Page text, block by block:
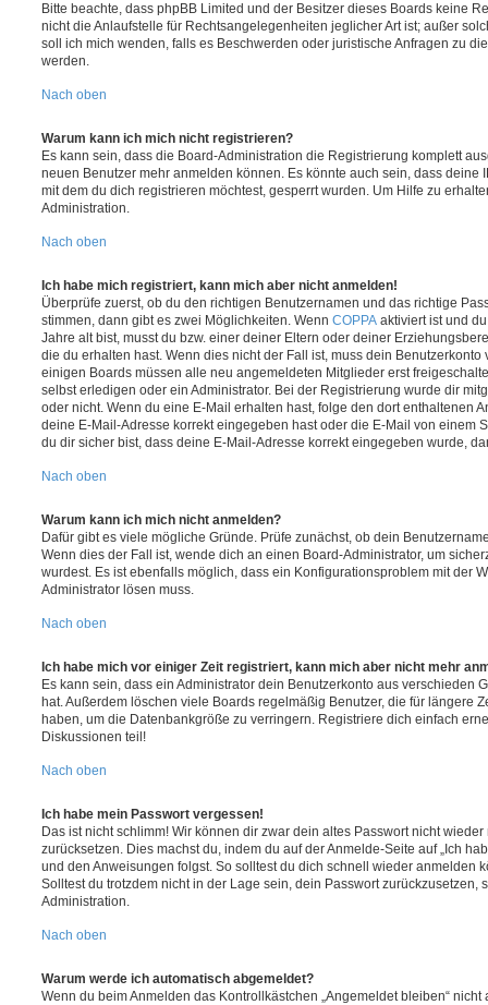
Bitte beachte, dass phpBB Limited und der Besitzer dieses Boards keine
nicht die Anlaufstelle für Rechtsangelegenheiten jeglicher Art ist; außer
soll ich mich wenden, falls es Beschwerden oder juristische Anfragen zu
werden.
Nach oben
Warum kann ich mich nicht registrieren?
Es kann sein, dass die Board-Administration die Registrierung komplett
neuen Benutzer mehr anmelden können. Es könnte auch sein, dass deine
mit dem du dich registrieren möchtest, gesperrt wurden. Um Hilfe zu
Administration.
Nach oben
Ich habe mich registriert, kann mich aber nicht anmelden!
Überprüfe zuerst, ob du den richtigen Benutzernamen und das richtige
stimmen, dann gibt es zwei Möglichkeiten. Wenn COPPA aktiviert ist und
Jahre alt bist, musst du bzw. einer deiner Eltern oder deiner
die du erhalten hast. Wenn dies nicht der Fall ist, muss dein
einigen Boards müssen alle neu angemeldeten Mitglieder erst
selbst erledigen oder ein Administrator. Bei der Registrierung wurde dir
oder nicht. Wenn du eine E-Mail erhalten hast, folge den dort enthaltenen
deine E-Mail-Adresse korrekt eingegeben hast oder die E-Mail von einem
du dir sicher bist, dass deine E-Mail-Adresse korrekt eingegeben wurde,
Nach oben
Warum kann ich mich nicht anmelden?
Dafür gibt es viele mögliche Gründe. Prüfe zunächst, ob dein
Wenn dies der Fall ist, wende dich an einen Board-Administrator, um
wurdest. Es ist ebenfalls möglich, dass ein Konfigurationsproblem mit der
Administrator lösen muss.
Nach oben
Ich habe mich vor einiger Zeit registriert, kann mich aber nicht mehr
Es kann sein, dass ein Administrator dein Benutzerkonto aus verschieden
hat. Außerdem löschen viele Boards regelmäßig Benutzer, die für längere
haben, um die Datenbankgröße zu verringern. Registriere dich einfach
Diskussionen teil!
Nach oben
Ich habe mein Passwort vergessen!
Das ist nicht schlimm! Wir können dir zwar dein altes Passwort nicht
zurücksetzen. Dies machst du, indem du auf der Anmelde-Seite auf „Ich
und den Anweisungen folgst. So solltest du dich schnell wieder anmelden
Solltest du trotzdem nicht in der Lage sein, dein Passwort zurückzusetzen,
Administration.
Nach oben
Warum werde ich automatisch abgemeldet?
Wenn du beim Anmelden das Kontrollkästchen „Angemeldet bleiben“